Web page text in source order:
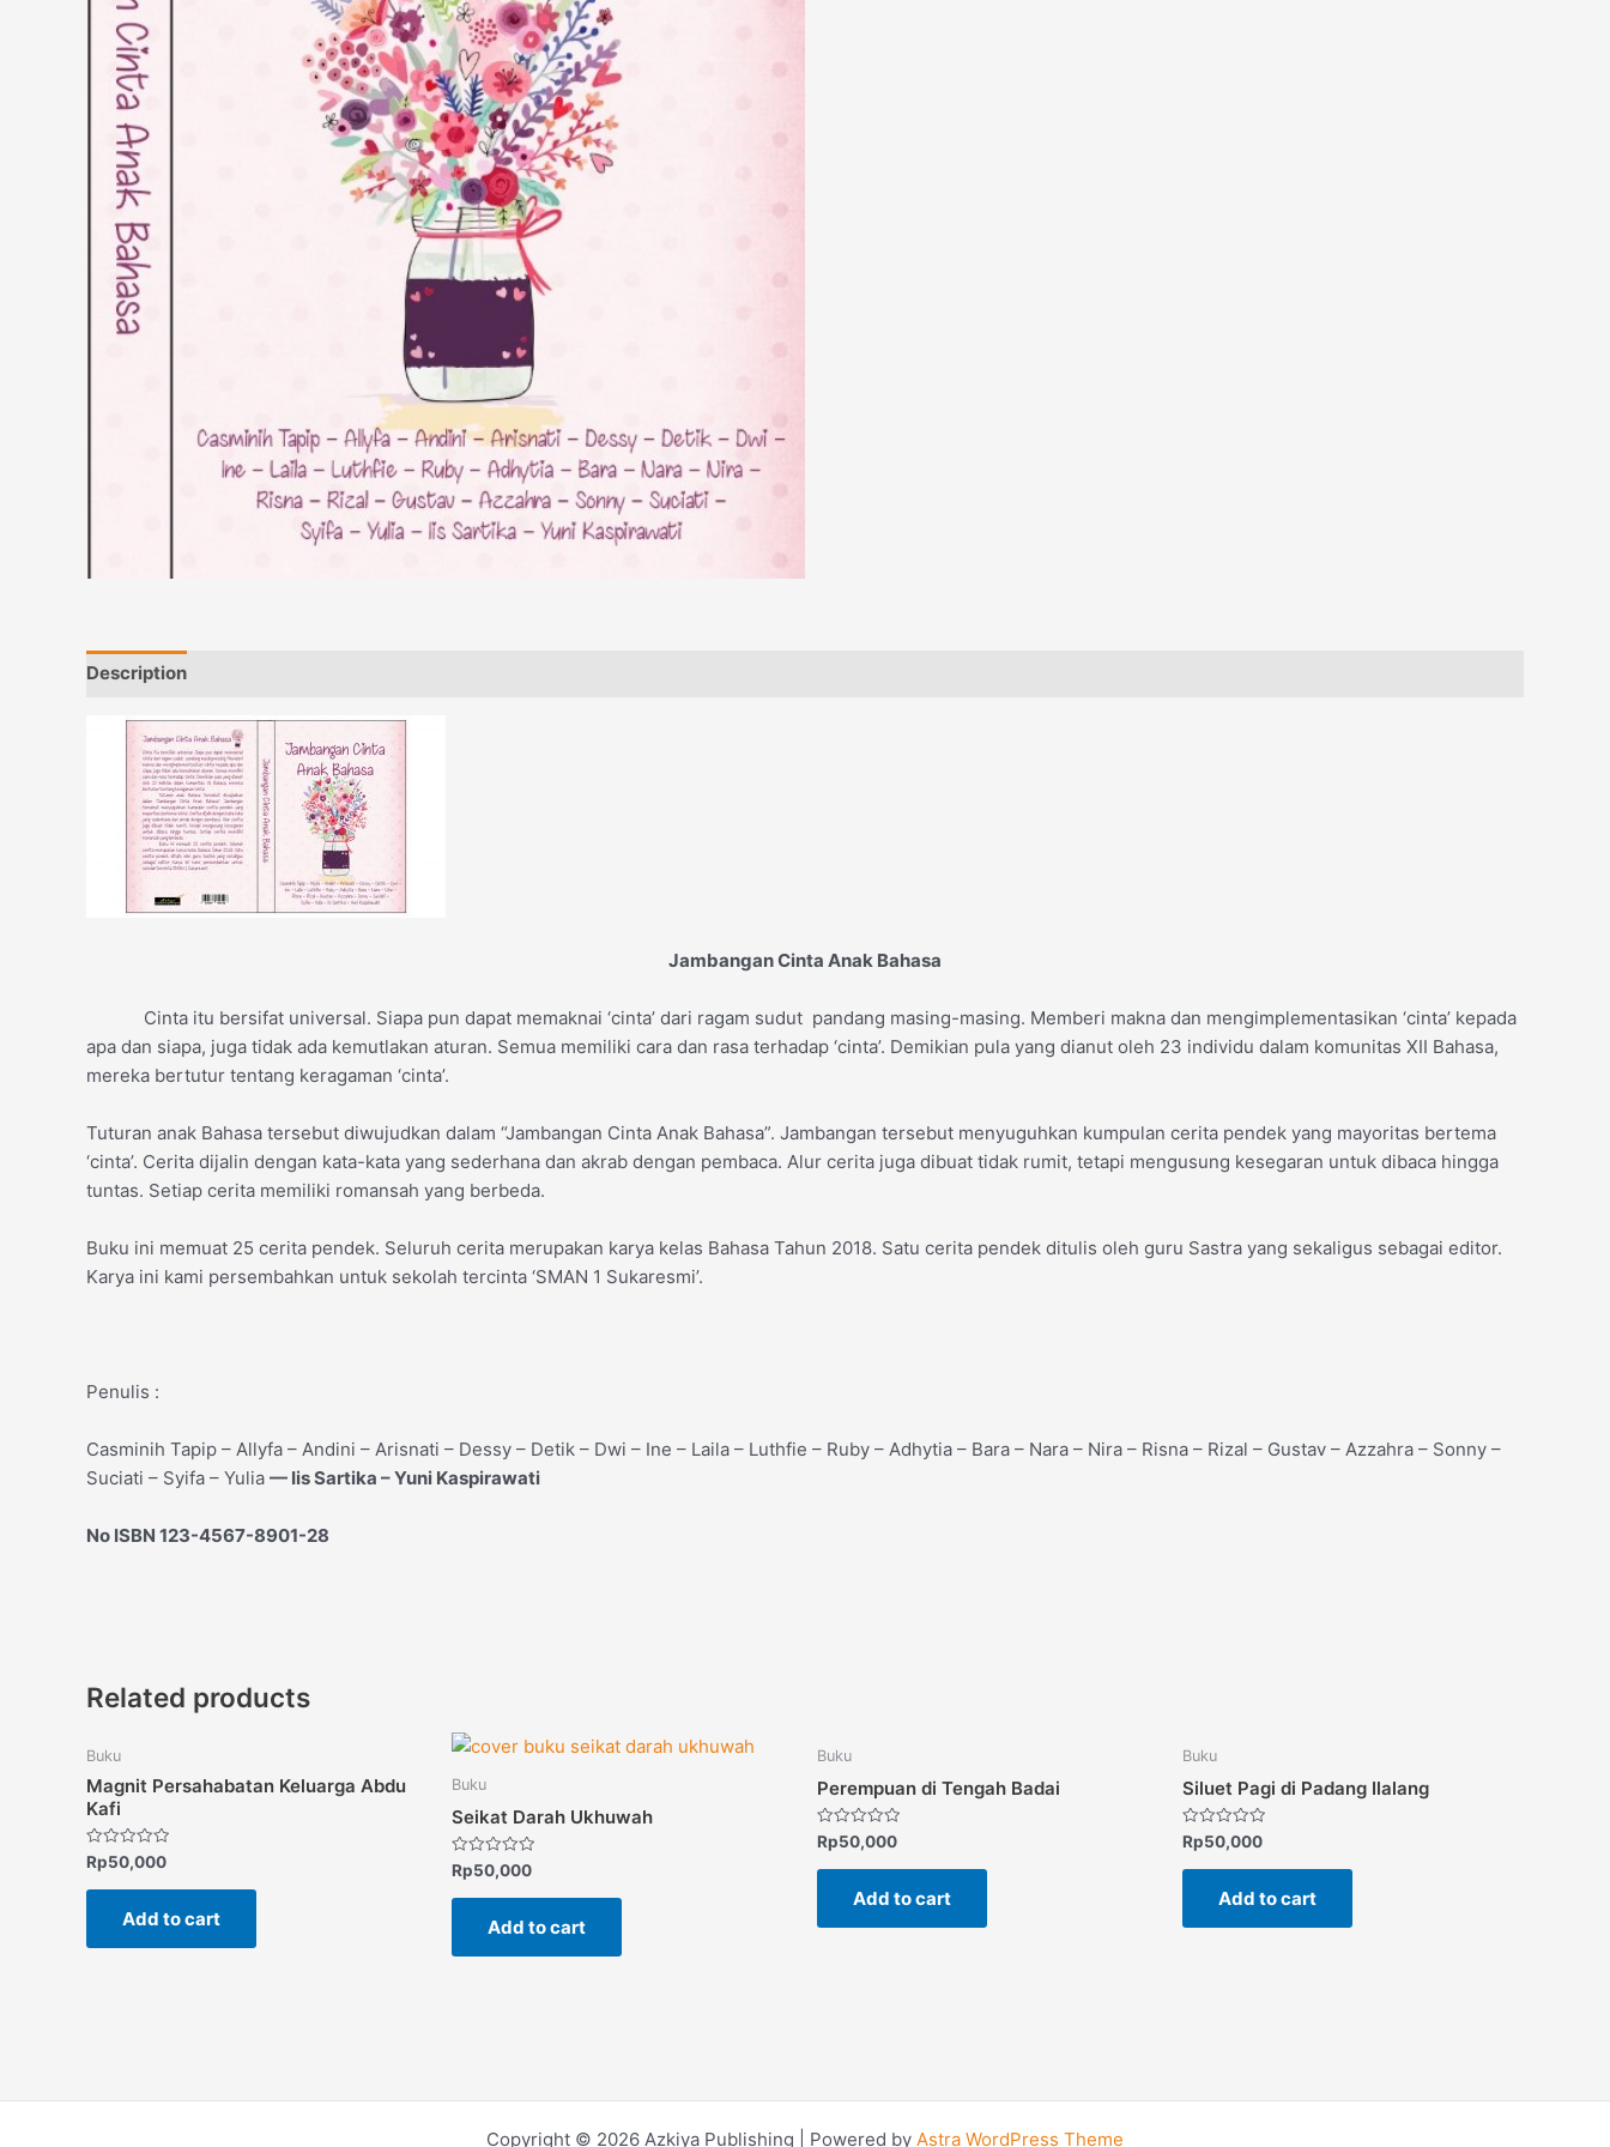
Description
Jambangan Cinta Anak Bahasa
Cinta itu bersifat universal. Siapa pun dapat memaknai ‘cinta’ dari ragam sudut pandang masing-masing. Memberi makna dan mengimplementasikan ‘cinta’ kepada
apa dan siapa, juga tidak ada kemutlakan aturan. Semua memiliki cara dan rasa terhadap ‘cinta’. Demikian pula yang dianut oleh 23 individu dalam komunitas XII Bahasa,
mereka bertutur tentang keragaman ‘cinta’.
Tuturan anak Bahasa tersebut diwujudkan dalam “Jambangan Cinta Anak Bahasa”. Jambangan tersebut menyuguhkan kumpulan cerita pendek yang mayoritas bertema
‘cinta’. Cerita dijalin dengan kata-kata yang sederhana dan akrab dengan pembaca. Alur cerita juga dibuat tidak rumit, tetapi mengusung kesegaran untuk dibaca hingga
tuntas. Setiap cerita memiliki romansah yang berbeda.
Buku ini memuat 25 cerita pendek. Seluruh cerita merupakan karya kelas Bahasa Tahun 2018. Satu cerita pendek ditulis oleh guru Sastra yang sekaligus sebagai editor.
Karya ini kami persembahkan untuk sekolah tercinta ‘SMAN 1 Sukaresmi’.
Penulis :
Casminih Tapip – Allyfa – Andini – Arisnati – Dessy – Detik – Dwi – Ine – Laila – Luthfie – Ruby – Adhytia – Bara – Nara – Nira – Risna – Rizal – Gustav – Azzahra – Sonny –
Suciati – Syifa – Yulia — Iis Sartika – Yuni Kaspirawati
No ISBN 123-4567-8901-28
Related products
Buku
Magnit Persahabatan Keluarga Abdu
Kafi
Rated
0
out
Rp50,000
Add to cart
Buku
Seikat Darah Ukhuwah
Rated
0
out
Rp50,000
Add to cart
Buku
Perempuan di Tengah Badai
Rated
0
out
Rp50,000
Add to cart
Buku
Siluet Pagi di Padang Ilalang
Rated
0
out
Rp50,000
Add to cart
Copyright © 2026 Azkiya Publishing | Powered by Astra WordPress Theme